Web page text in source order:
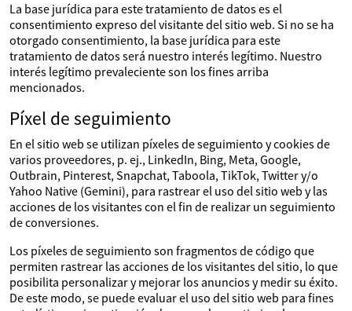
La base jurídica para este tratamiento de datos es el
consentimiento expreso del visitante del sitio web. Si no se ha
otorgado consentimiento, la base jurídica para este
tratamiento de datos será nuestro interés legítimo. Nuestro
interés legítimo prevaleciente son los fines arriba
mencionados.
Píxel de seguimiento
En el sitio web se utilizan píxeles de seguimiento y cookies de
varios proveedores, p. ej., LinkedIn, Bing, Meta, Google,
Outbrain, Pinterest, Snapchat, Taboola, TikTok, Twitter y/o
Yahoo Native (Gemini), para rastrear el uso del sitio web y las
acciones de los visitantes con el fin de realizar un seguimiento
de conversiones.
Los píxeles de seguimiento son fragmentos de código que
permiten rastrear las acciones de los visitantes del sitio, lo que
posibilita personalizar y mejorar los anuncios y medir su éxito.
De este modo, se puede evaluar el uso del sitio web para fines